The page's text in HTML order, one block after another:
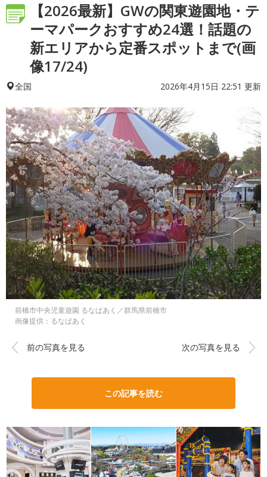
【2026最新】GWの関東遊園地・テ
ーマパークおすすめ24選！話題の
新エリアから定番スポットまで(画
像17/24)
全国 2026年4月15日 22:51 更新
前橋市中央児童遊園 るなぱあく／群馬県前橋市
画像提供：るなぱあく
前の写真を見る 次の写真を見る
この記事を読む